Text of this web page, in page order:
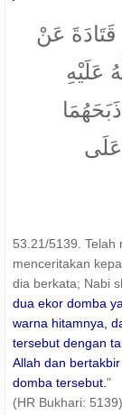
قَتَادَةَ عَنْ
عَلَيْهِ
53.21/5139. Telah
menceritakan
dia berkata; Nabi
dua ekor domba
warna hitamnya,
tersebut dengan
Allah dan
domba tersebut. "
(HR Bukhari: 5139)